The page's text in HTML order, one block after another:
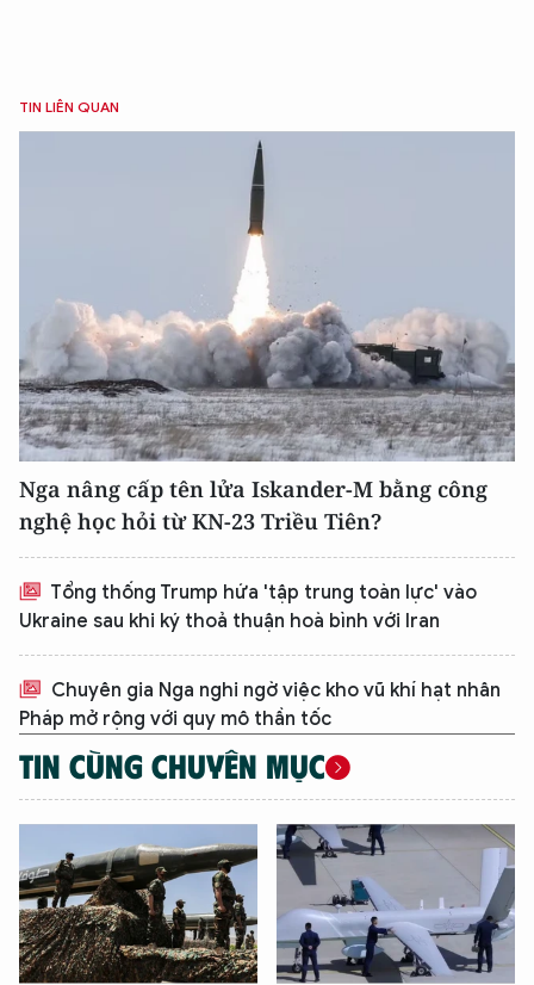
TIN LIÊN QUAN
Nga nâng cấp tên lửa Iskander-M bằng công
nghệ học hỏi từ KN-23 Triều Tiên?
Tổng thống Trump hứa 'tập trung toàn lực' vào
Ukraine sau khi ký thoả thuận hoà bình với Iran
Chuyên gia Nga nghi ngờ việc kho vũ khí hạt nhân
Pháp mở rộng với quy mô thần tốc
TIN CÙNG CHUYÊN MỤC